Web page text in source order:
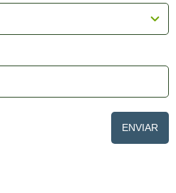
ENVIAR